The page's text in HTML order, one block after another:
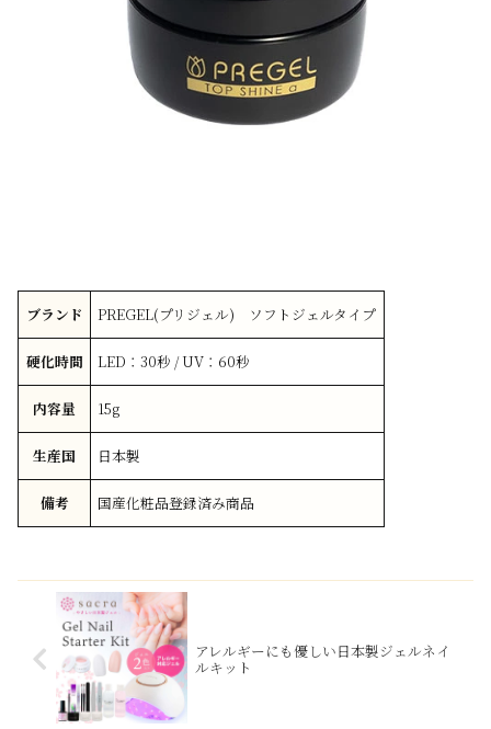
ブランド PREGEL(プリジェル) ソフトジェルタイプ
硬化時間 LED：30秒 / UV：60秒
内容量 15g
生産国 日本製
備考 国産化粧品登録済み商品
アレルギーにも優しい日本製ジェルネイ
ルキット